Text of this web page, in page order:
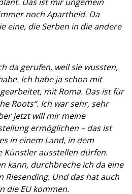
noch Apartheid. Da
eine, die Serben in die andere
da gerufen, weil sie wussten,
Ich habe ja schon mit
mit Roma. Das ist für
Roots“. Ich war sehr, sehr
jetzt will mir meine
ermöglichen – das ist
in einem Land, in dem
ausstellen dürfen.
kann, durchbreche ich da eine
Riesending. Und das hat auch
die EU kommen.